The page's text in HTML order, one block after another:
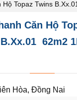
Hộ Topaz Twins
Căn Hộ
62m2
Hòa, Đồng Nai